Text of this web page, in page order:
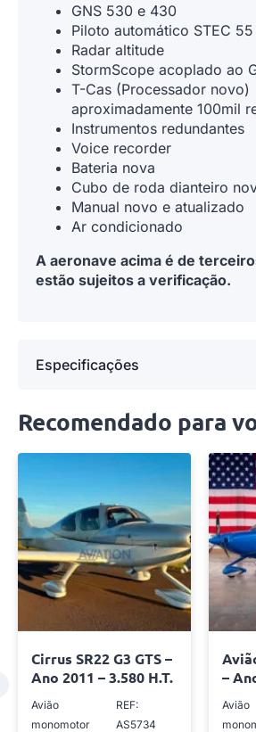
GNS 530 e 430
Piloto automático STEC 55
Radar altitude
StormScope acoplado ao
T-Cas (Processador novo)
aproximadamente 100mil
Instrumentos redundantes
Voice recorder
Bateria nova
Cubo de roda dianteiro
Manual novo e atualizado
Ar condicionado
A aeronave acima é de
estão sujeitos a verificação.
Especificações
Recomendado para
Cirrus SR22 G3 GTS –
Ano 2011 – 3.580 H.T.
Avião
monomotor
REF:
AS5734
–
Avião